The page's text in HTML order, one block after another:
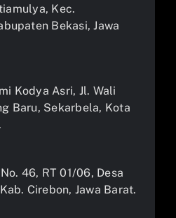
Kec.
Bekasi, Jawa
Kodya Asri, Jl. Wali
Baru, Sekarbela, Kota
46, RT 01/06, Desa
Cirebon, Jawa Barat.